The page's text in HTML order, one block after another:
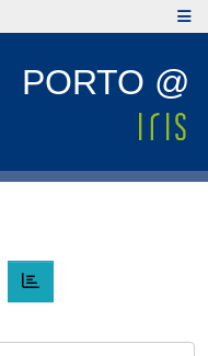
PORTO @